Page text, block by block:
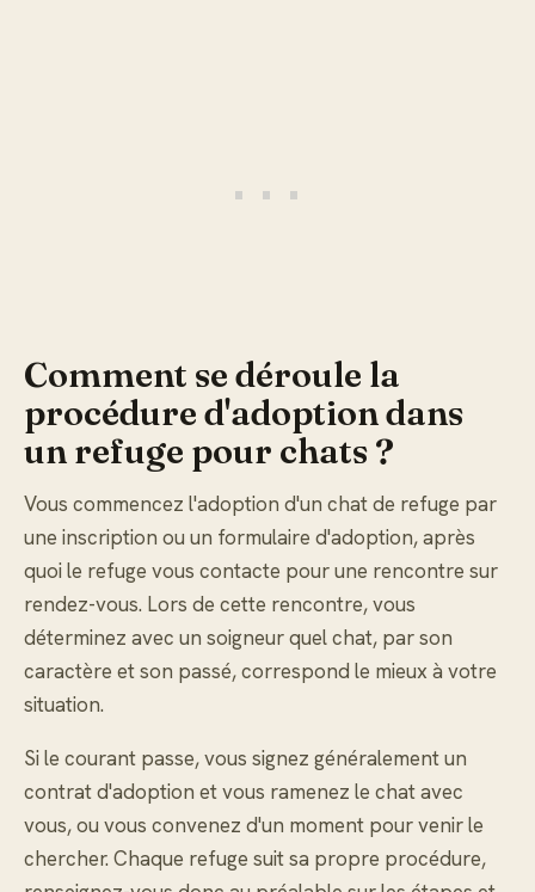
Comment se déroule la
procédure d'adoption dans
un refuge pour chats ?
Vous commencez l'adoption d'un chat de refuge par
une inscription ou un formulaire d'adoption, après
quoi le refuge vous contacte pour une rencontre sur
rendez-vous. Lors de cette rencontre, vous
déterminez avec un soigneur quel chat, par son
caractère et son passé, correspond le mieux à votre
situation.
Si le courant passe, vous signez généralement un
contrat d'adoption et vous ramenez le chat avec
vous, ou vous convenez d'un moment pour venir le
chercher. Chaque refuge suit sa propre procédure,